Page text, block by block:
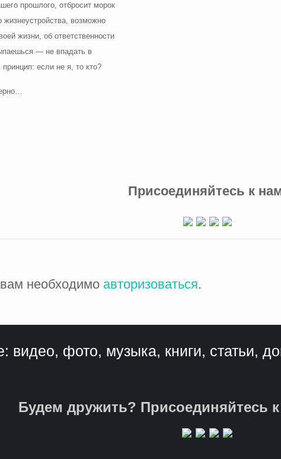
прошлого, отбросит морок
возможно
жизни, об ответственности
— не впадать в
если не я, то кто?
Присоединяйтесь к
необходимо авторизоваться.
видео, фото, музыка, книги, статьи,
Будем дружить? Присоединяйтесь